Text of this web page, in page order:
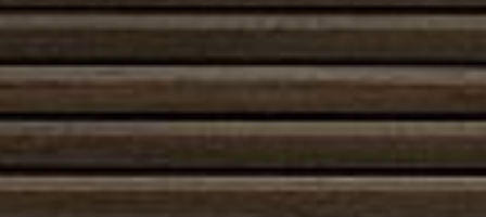
Muurattu piippu
Muurattu piippu on perinteinen ja arvostettu
hormiratkaisu, joka yhdistää kestävyyden, toimivuuden
ja visuaalisen arvokkuuden. Se rakentuu tiilestä,
harkoista tai luonnonkivestä, ja sen massa sitoo
lämpöä sekä stabiloi veden höyryjen ja savukaasujen